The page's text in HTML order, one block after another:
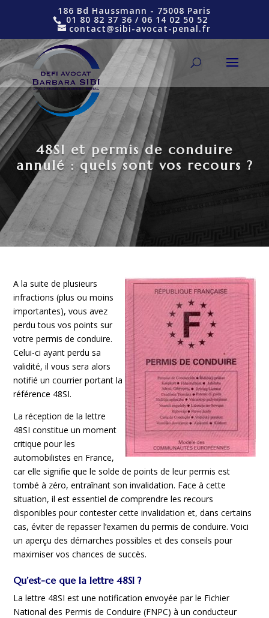
186 Bd Haussmann - 75008 Paris
01 80 82 37 36 / 06 14 02 50 52
contact@sibi-avocat-penal.fr
48SI et permis de conduire
annulé : quels sont vos recours ?
A la suite de plusieurs
infractions (plus ou moins
importantes), vous avez
perdu tous vos points sur
votre permis de conduire.
Celui-ci ayant perdu sa
validité, il vous sera alors
notifié un courrier portant la
référence 48SI.
La réception de la lettre
48SI constitue un moment
critique pour les
automobilistes en France,
car elle signifie que le solde de points de leur permis est
tombé à zéro, entraînant son invalidation. Face à cette
situation, il est essentiel de comprendre les recours
disponibles pour contester cette invalidation et, dans certains
cas, éviter de repasser l’examen du permis de conduire. Voici
un aperçu des démarches possibles et des conseils pour
maximiser vos chances de succès.
Qu’est-ce que la lettre 48SI ?
La lettre 48SI est une notification envoyée par le Fichier
National des Permis de Conduire (FNPC) à un conducteur